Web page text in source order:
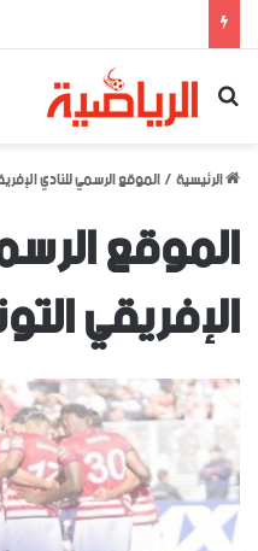
بحث عن
الرئيسية/الموقع الرسمي للنادي
الموقع
الإفريقي